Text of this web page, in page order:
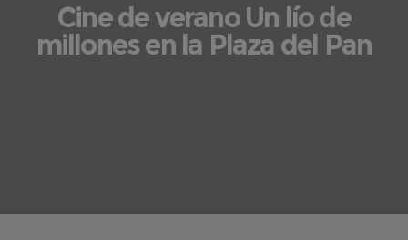
Cine de verano Un lío de
millones en la Plaza del Pan